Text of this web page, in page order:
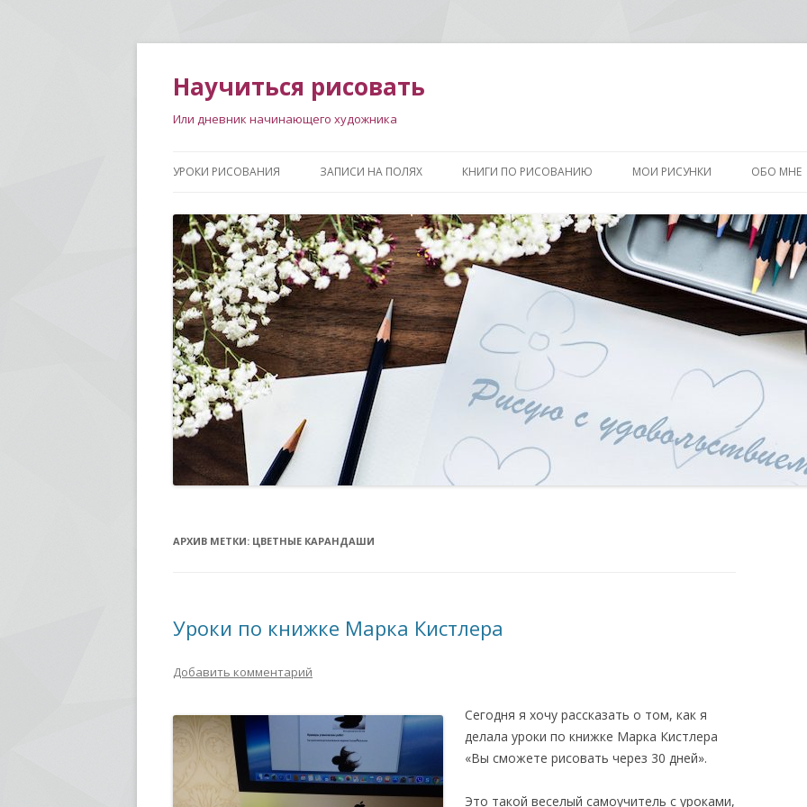
Научиться рисовать
Или дневник начинающего художника
УРОКИ РИСОВАНИЯ ЗАПИСИ НА ПОЛЯХ КНИГИ ПО РИСОВАНИЮ МОИ РИСУНКИ ОБО МНЕ
АРХИВ МЕТКИ: ЦВЕТНЫЕ КАРАНДАШИ
Уроки по книжке Марка Кистлера
Добавить комментарий
Сегодня я хочу рассказать о том, как я
делала уроки по книжке Марка Кистлера
«Вы сможете рисовать через 30 дней».
Это такой веселый самоучитель с уроками,